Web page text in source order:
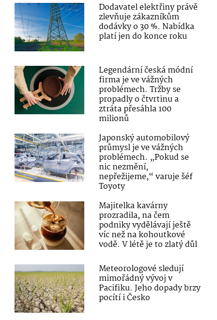
Dodavatel elektřiny právě
zlevňuje zákazníkům
dodávky o 30 %. Nabídka
platí jen do konce roku
Legendární česká módní
firma je ve vážných
problémech. Tržby se
propadly o čtvrtinu a
ztráta přesáhla 100
milionů
Japonský automobilový
průmysl je ve vážných
problémech. „Pokud se
nic nezmění,
nepřežijeme,“ varuje šéf
Toyoty
Majitelka kavárny
prozradila, na čem
podniky vydělávají ještě
víc než na kohoutkové
vodě. V létě je to zlatý důl
Meteorologové sledují
mimořádný vývoj v
Pacifiku. Jeho dopady brzy
pocítí i Česko